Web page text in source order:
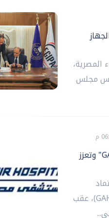
المصرية،
مجلس
مستشفى مصر للطيران تجدد اعتماد "GAHAR" وتعزز
الهيئة العامة للاعتماد والرقابة الصحية (GAHAR)، عقب